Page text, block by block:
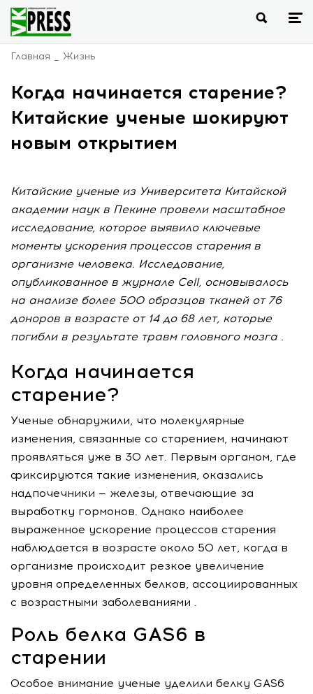
Главная Жизнь
Когда начинается старение?
Китайские ученые шокируют
новым открытием
Китайские ученые из Университета Китайской
академии наук в Пекине провели масштабное
исследование, которое выявило ключевые
моменты ускорения процессов старения в
организме человека. Исследование,
опубликованное в журнале Cell, основывалось
на анализе более 500 образцов тканей от 76
доноров в возрасте от 14 до 68 лет, которые
погибли в результате травм головного мозга .
Когда начинается
старение?
Ученые обнаружили, что молекулярные
изменения, связанные со старением, начинают
проявляться уже в 30 лет. Первым органом, где
фиксируются такие изменения, оказались
надпочечники — железы, отвечающие за
выработку гормонов. Однако наиболее
выраженное ускорение процессов старения
наблюдается в возрасте около 50 лет, когда в
организме происходит резкое увеличение
уровня определенных белков, ассоциированных
с возрастными заболеваниями .
Роль белка GAS6 в
старении
Особое внимание ученые уделили белку GAS6